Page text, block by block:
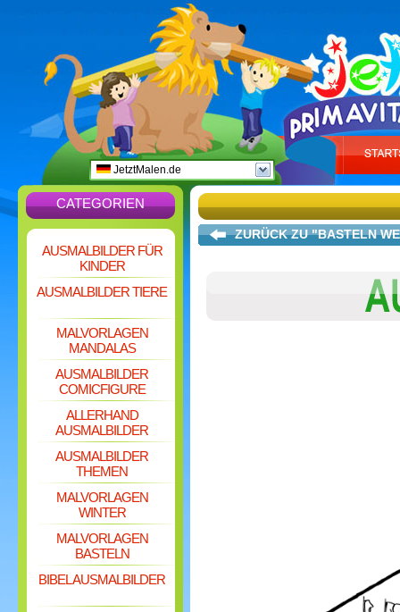
JetztMalen.de
CATEGORIEN
AUSMALBILDER FÜR
KINDER
AUSMALBILDER TIERE
MALVORLAGEN
MANDALAS
AUSMALBILDER
COMICFIGURE
ALLERHAND
AUSMALBILDER
AUSMALBILDER
THEMEN
MALVORLAGEN
WINTER
MALVORLAGEN
BASTELN
BIBEL AUSMALBILDER
ZURÜCK ZU "BASTELN